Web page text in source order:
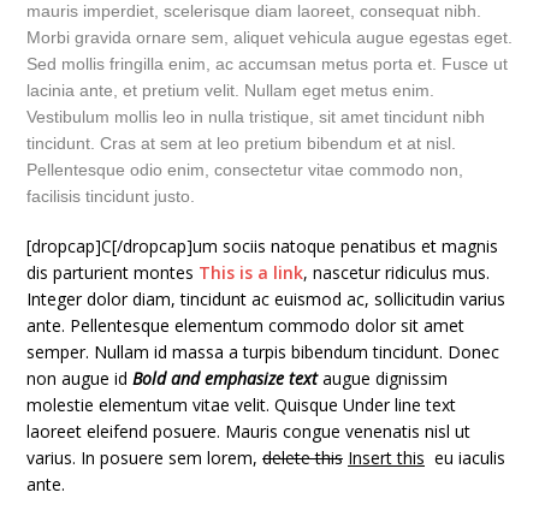
mauris imperdiet, scelerisque diam laoreet, consequat nibh.
Morbi gravida ornare sem, aliquet vehicula augue egestas eget.
Sed mollis fringilla enim, ac accumsan metus porta et. Fusce ut
lacinia ante, et pretium velit. Nullam eget metus enim.
Vestibulum mollis leo in nulla tristique, sit amet tincidunt nibh
tincidunt. Cras at sem at leo pretium bibendum et at nisl.
Pellentesque odio enim, consectetur vitae commodo non,
facilisis tincidunt justo.
[dropcap]C[/dropcap]um sociis natoque penatibus et magnis
dis parturient montes This is a link, nascetur ridiculus mus.
Integer dolor diam, tincidunt ac euismod ac, sollicitudin varius
ante. Pellentesque elementum commodo dolor sit amet
semper. Nullam id massa a turpis bibendum tincidunt. Donec
non augue id Bold and emphasize textaugue dignissim
molestie elementum vitae velit. Quisque Under line text
laoreet eleifend posuere. Mauris congue venenatis nisl ut
varius. In posuere sem lorem, delete this Insert this eu iaculis
ante.